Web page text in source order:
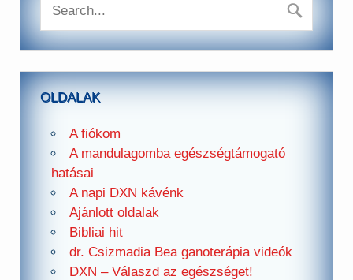
OLDALAK
A fiókom
A mandulagomba egészségtámogató
hatásai
A napi DXN kávénk
Ajánlott oldalak
Bibliai hit
dr. Csizmadia Bea ganoterápia videók
DXN – Válaszd az egészséget!